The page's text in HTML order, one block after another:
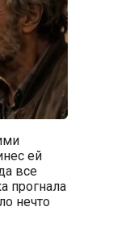
ей
все
прогнала
нечто